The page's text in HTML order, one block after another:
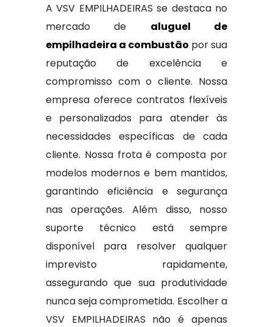
A VSV EMPILHADEIRAS se destaca no
mercado de aluguel de
empilhadeira a combustão por sua
reputação de excelência e
compromisso com o cliente. Nossa
empresa oferece contratos flexíveis
e personalizados para atender às
necessidades específicas de cada
cliente. Nossa frota é composta por
modelos modernos e bem mantidos,
garantindo eficiência e segurança
nas operações. Além disso, nosso
suporte técnico está sempre
disponível para resolver qualquer
imprevisto rapidamente,
assegurando que sua produtividade
nunca seja comprometida. Escolher a
VSV EMPILHADEIRAS não é apenas